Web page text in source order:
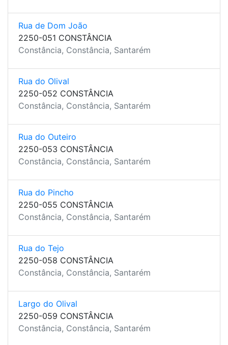
Rua de Dom João
2250-051 CONSTÂNCIA
Constância, Constância, Santarém
Rua do Olival
2250-052 CONSTÂNCIA
Constância, Constância, Santarém
Rua do Outeiro
2250-053 CONSTÂNCIA
Constância, Constância, Santarém
Rua do Pincho
2250-055 CONSTÂNCIA
Constância, Constância, Santarém
Rua do Tejo
2250-058 CONSTÂNCIA
Constância, Constância, Santarém
Largo do Olival
2250-059 CONSTÂNCIA
Constância, Constância, Santarém